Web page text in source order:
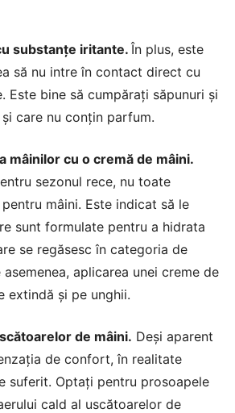
substanțe iritante. În plus, este
să nu intre în contact direct cu
Este bine să cumpărați săpunuri și
care nu conțin parfum.
mâinilor cu o cremă de mâini.
sezonul rece, nu toate
mâini. Este indicat să le
sunt formulate pentru a hidrata
se regăsesc în categoria de
asemenea, aplicarea unei creme de
extindă și pe unghii.
de mâini. Deși aparent
de confort, în realitate
suferit. Optați pentru prosoapele
cald al uscătoarelor de